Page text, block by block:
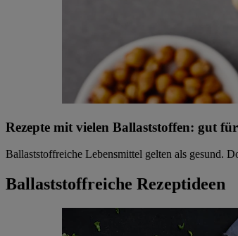
Rezepte mit vielen Ballaststoffen: gut
Ballaststoffreiche Lebensmittel gelten als gesund.
Ballaststoffreiche Rezeptideen